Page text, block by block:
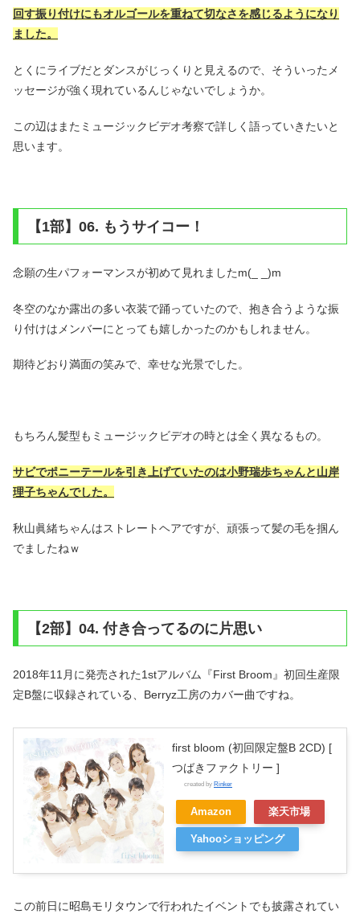
回す振り付けにもオルゴールを重ねて切なさを感じるようになり
ました。
とくにライブだとダンスがじっくりと見えるので、そういったメ
ッセージが強く現れているんじゃないでしょうか。
この辺はまたミュージックビデオ考察で詳しく語っていきたいと
思います。
【1部】06. もうサイコー！
念願の生パフォーマンスが初めて見れましたm(_ _)m
冬空のなか露出の多い衣装で踊っていたので、抱き合うような振
り付けはメンバーにとっても嬉しかったのかもしれません。
期待どおり満面の笑みで、幸せな光景でした。
もちろん髪型もミュージックビデオの時とは全く異なるもの。
サビでポニーテールを引き上げていたのは小野瑞歩ちゃんと山岸
理子ちゃんでした。
秋山眞緒ちゃんはストレートヘアですが、頑張って髪の毛を掴ん
でましたねｗ
【2部】04. 付き合ってるのに片思い
2018年11月に発売された1stアルバム『First Broom』初回生産限
定B盤に収録されている、Berryz工房のカバー曲ですね。
first bloom (初回限定盤B 2CD) [
つばきファクトリー ]
created by Rinker
Amazon 楽天市場
Yahooショッピング
この前日に昭島モリタウンで行われたイベントでも披露されてい